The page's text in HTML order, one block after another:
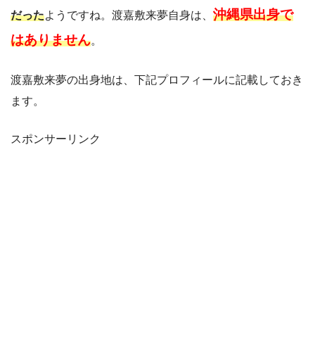
だったようですね。渡嘉敷来夢自身は、 沖縄県出身で
はありません。
渡嘉敷来夢の出身地は、下記プロフィールに記載しておき
ます。
スポンサーリンク